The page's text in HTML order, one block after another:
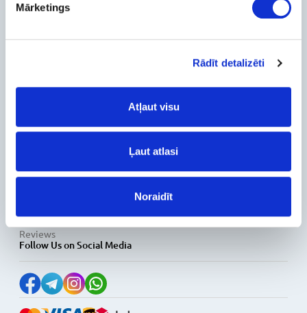
Mārketings
Rādīt detalizēti
Atļaut visu
Ļaut atlasi
Noraidīt
Contact Info
FAQ
How's my order?
News
Reviews
Follow Us on Social Media